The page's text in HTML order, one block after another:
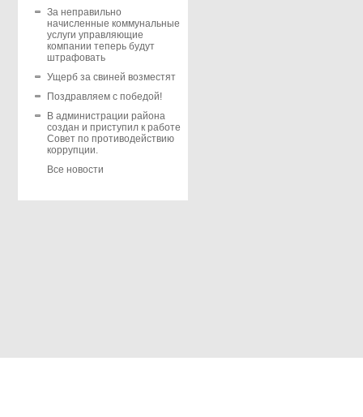
За неправильно
начисленные коммунальные
услуги управляющие
компании теперь будут
штрафовать
Ущерб за свиней возместят
Поздравляем с победой!
В администрации района
создан и приступил к работе
Совет по противодействию
коррупции.
Все новости